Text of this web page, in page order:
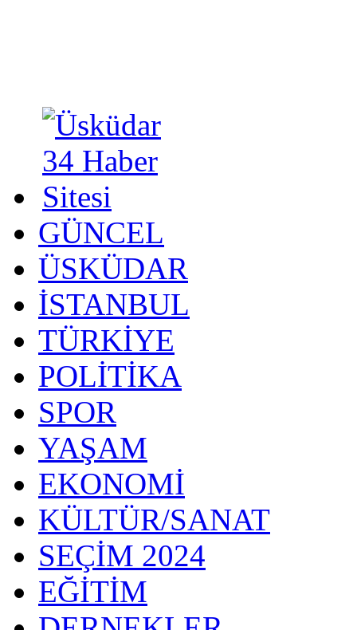
GÜNCEL
ÜSKÜDAR
İSTANBUL
TÜRKİYE
POLİTİKA
SPOR
YAŞAM
EKONOMİ
KÜLTÜR/SANAT
SEÇİM 2024
EĞİTİM